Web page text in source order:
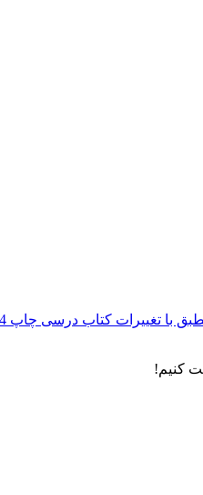
کتاب درسی چاپ 1404 بیست...
کنیم!